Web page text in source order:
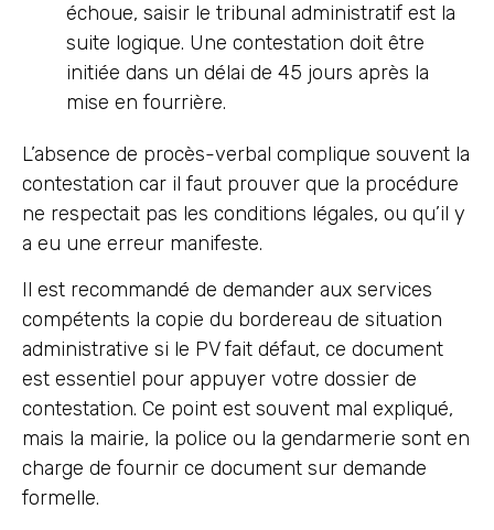
échoue, saisir le tribunal administratif est la
suite logique. Une contestation doit être
initiée dans un délai de 45 jours après la
mise en fourrière.
L’absence de procès-verbal complique souvent la
contestation car il faut prouver que la procédure
ne respectait pas les conditions légales, ou qu’il y
a eu une erreur manifeste.
Il est recommandé de demander aux services
compétents la copie du bordereau de situation
administrative si le PV fait défaut, ce document
est essentiel pour appuyer votre dossier de
contestation. Ce point est souvent mal expliqué,
mais la mairie, la police ou la gendarmerie sont en
charge de fournir ce document sur demande
formelle.